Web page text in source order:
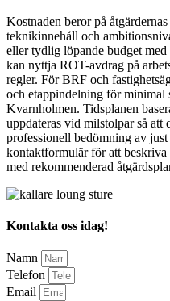
Kostnaden beror på
teknikinnehåll och
eller tydlig löpande budget med
kan nyttja ROT-avdrag på
regler. För BRF och
och etappindelning för
Kvarnholmen. Tidsplanen
uppdateras vid milstolpar så att
professionell bedömning av
kontaktformulär för att
med rekommenderad
Kontakta oss idag!
Namn
Telefon
Email